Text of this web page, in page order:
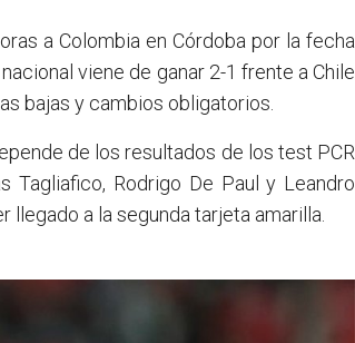
a Colombia en Córdoba por la fecha
viene de ganar 2-1 frente a Chile
bajas y cambios obligatorios.
de los resultados de los test PCR
Tagliafico, Rodrigo De Paul y Leandro
llegado a la segunda tarjeta amarilla.